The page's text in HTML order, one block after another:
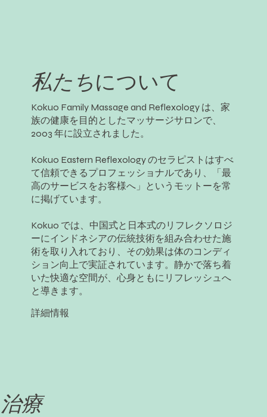
私たちについて
Kokuo Family Massage and Reflexology は、家
族の健康を目的としたマッサージサロンで、
2003 年に設立されました。
Kokuo Eastern Reflexology のセラピストはすべ
て信頼できるプロフェッショナルであり、「最
高のサービスをお客様へ」というモットーを常
に掲げています。
Kokuo では、中国式と日本式のリフレクソロジ
ーにインドネシアの伝統技術を組み合わせた施
術を取り入れており、その効果は体のコンディ
ション向上で実証されています。静かで落ち着
いた快適な空間が、心身ともにリフレッシュへ
と導きます。
詳細情報
治療